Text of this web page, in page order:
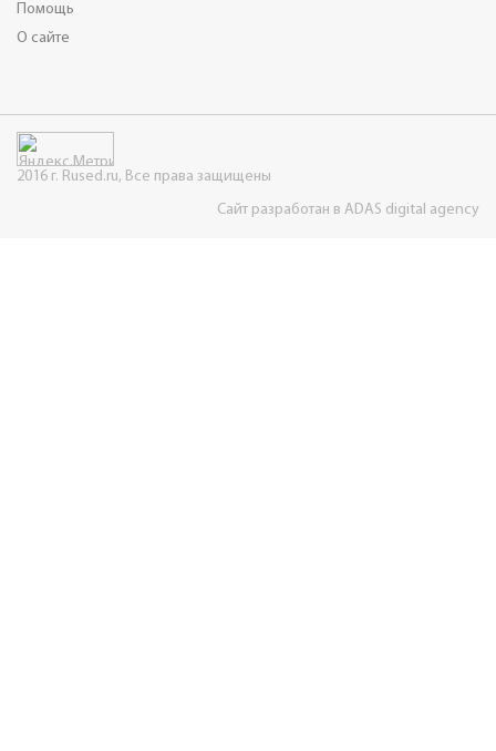
Помощь
О сайте
2016 г. Rused.ru, Все права защищены
Сайт разработан в ADAS digital agency